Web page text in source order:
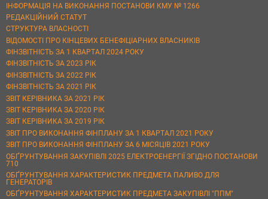
ІНФОРМАЦІЯ НА ВИКОНАННЯ ПОСТАНОВИ КМУ № 1266
РЕДАКЦІЙНИЙ СТАТУТ
СТРУКТУРА ВЛАСНОСТІ
ВІДОМОСТІ ПРО КІНЦЕВИХ БЕНЕФІЦІАРНИХ ВЛАСНИКІВ
ФІНЗВІТНІСТЬ ЗА 1 КВАРТАЛ 2024 РОКУ
ФІНЗВІТНІСТЬ ЗА 2023 РІК
ФІНЗВІТНІСТЬ ЗА 2022 РІК
ФІНЗВІТНІСТЬ ЗА 2021 РІК
ЗВІТ КЕРІВНИКА ЗА 2021 РІК
ЗВІТ КЕРІВНИКА ЗА 2020 РІК
ЗВІТ КЕРІВНИКА ЗА 2019 РІК
ЗВІТ ПРО ВИКОНАННЯ ФІНПЛАНУ ЗА 1 КВАРТАЛ 2021 РОКУ
ЗВІТ ПРО ВИКОНАННЯ ФІНПЛАНУ ЗА 6 МІСЯЦІВ 2021 РОКУ
ОБҐРУНТУВАННЯ ЗАКУПІВЛІ 2025 ЕЛЕКТРОЕНЕРГІЇ ЗГІДНО ПОСТАНОВИ
710
ОБҐРУНТУВАННЯ ХАРАКТЕРИСТИК ПРЕДМЕТА ПАЛИВО ДЛЯ
ГЕНЕРАТОРІВ
ОБҐРУНТУВАННЯ ХАРАКТЕРИСТИК ПРЕДМЕТА ЗАКУПІВЛІ "ППМ"